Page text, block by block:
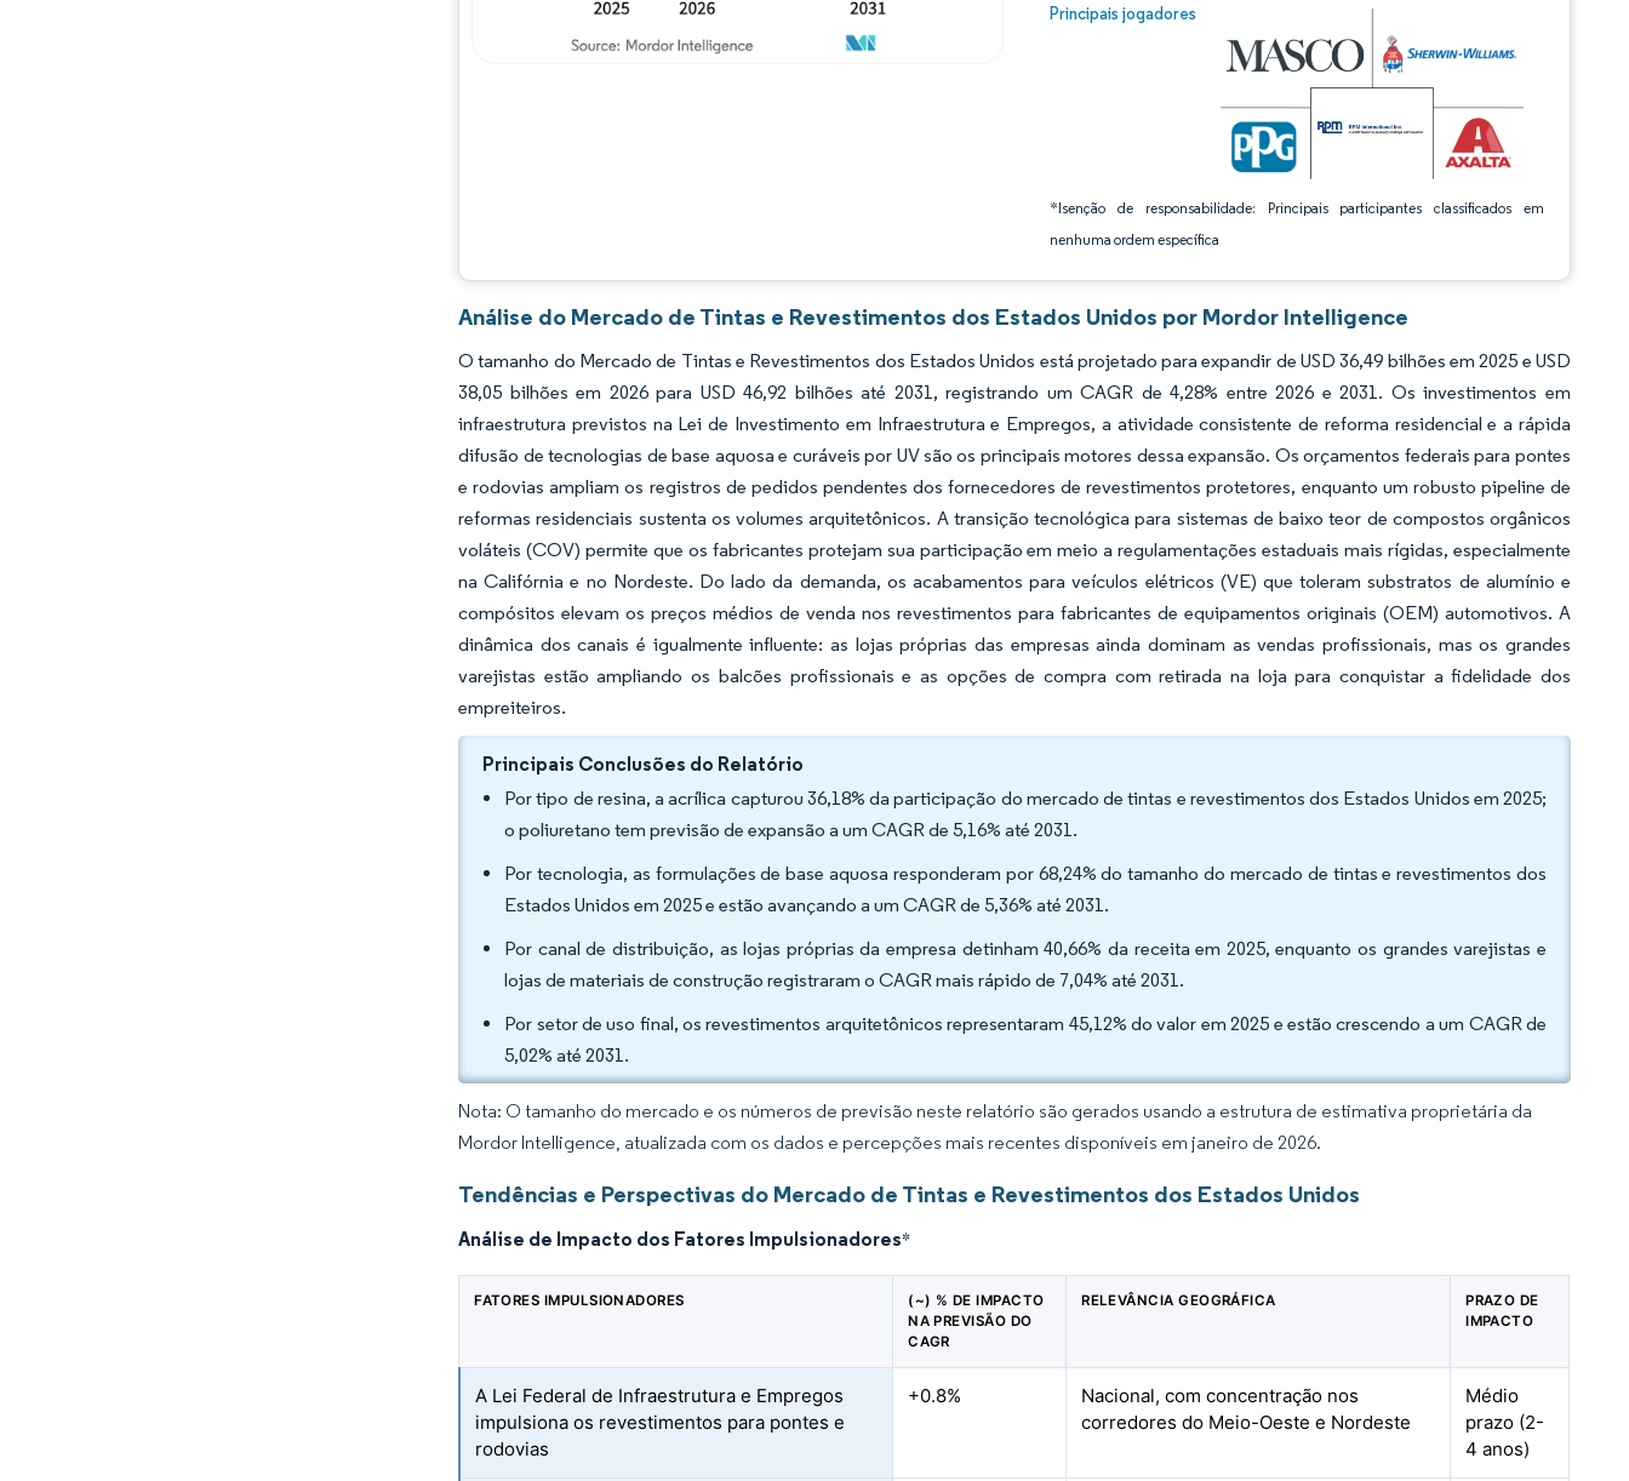
Principais jogadores
*Isenção de responsabilidade: Principais participantes classificados em
nenhuma ordem específica
Imagem © Mordor Intelligence. O reuso requer atribuição conforme CC BY 4.0.
Análise do Mercado de Tintas e Revestimentos dos Estados Unidos por Mordor Intelligence
O tamanho do Mercado de Tintas e Revestimentos dos Estados Unidos está projetado para expandir de USD 36,49 bilhões em 2025 e USD
38,05 bilhões em 2026 para USD 46,92 bilhões até 2031, registrando um CAGR de 4,28% entre 2026 e 2031. Os investimentos em
infraestrutura previstos na Lei de Investimento em Infraestrutura e Empregos, a atividade consistente de reforma residencial e a rápida
difusão de tecnologias de base aquosa e curáveis por UV são os principais motores dessa expansão. Os orçamentos federais para pontes
e rodovias ampliam os registros de pedidos pendentes dos fornecedores de revestimentos protetores, enquanto um robusto pipeline de
reformas residenciais sustenta os volumes arquitetônicos. A transição tecnológica para sistemas de baixo teor de compostos orgânicos
voláteis (COV) permite que os fabricantes protejam sua participação em meio a regulamentações estaduais mais rígidas, especialmente
na Califórnia e no Nordeste. Do lado da demanda, os acabamentos para veículos elétricos (VE) que toleram substratos de alumínio e
compósitos elevam os preços médios de venda nos revestimentos para fabricantes de equipamentos originais (OEM) automotivos. A
dinâmica dos canais é igualmente influente: as lojas próprias das empresas ainda dominam as vendas profissionais, mas os grandes
varejistas estão ampliando os balcões profissionais e as opções de compra com retirada na loja para conquistar a fidelidade dos
empreiteiros.
Principais Conclusões do Relatório
Por tipo de resina, a acrílica capturou 36,18% da participação do mercado de tintas e revestimentos dos Estados Unidos em 2025;
o poliuretano tem previsão de expansão a um CAGR de 5,16% até 2031.
Por tecnologia, as formulações de base aquosa responderam por 68,24% do tamanho do mercado de tintas e revestimentos dos
Estados Unidos em 2025 e estão avançando a um CAGR de 5,36% até 2031.
Por canal de distribuição, as lojas próprias da empresa detinham 40,66% da receita em 2025, enquanto os grandes varejistas e
lojas de materiais de construção registraram o CAGR mais rápido de 7,04% até 2031.
Por setor de uso final, os revestimentos arquitetônicos representaram 45,12% do valor em 2025 e estão crescendo a um CAGR de
5,02% até 2031.
Nota: O tamanho do mercado e os números de previsão neste relatório são gerados usando a estrutura de estimativa proprietária da
Mordor Intelligence, atualizada com os dados e percepções mais recentes disponíveis em janeiro de 2026.
Tendências e Perspectivas do Mercado de Tintas e Revestimentos dos Estados Unidos
Análise de Impacto dos Fatores Impulsionadores*
FATORES IMPULSIONADORES
(~) % DE IMPACTO
NA PREVISÃO DO
CAGR
RELEVÂNCIA GEOGRÁFICA
PRAZO DE
IMPACTO
A Lei Federal de Infraestrutura e Empregos
impulsiona os revestimentos para pontes e
rodovias
+0.8%
Nacional, com concentração nos
corredores do Meio-Oeste e Nordeste
Médio
prazo (2-
4 anos)